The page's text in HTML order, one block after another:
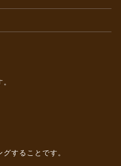
することです。